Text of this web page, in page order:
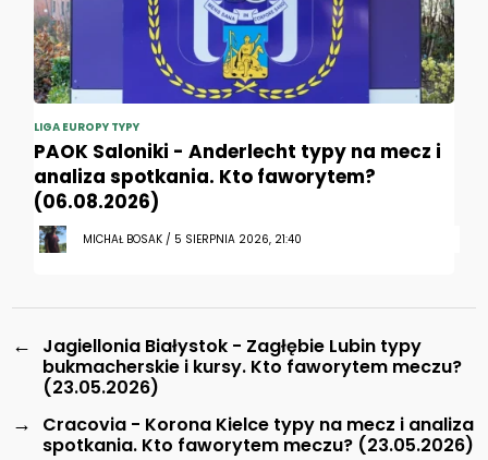
LIGA EUROPY TYPY
PAOK Saloniki - Anderlecht typy na mecz i
analiza spotkania. Kto faworytem?
(06.08.2026)
MICHAŁ BOSAK / 5 SIERPNIA 2026, 21:40
←
Jagiellonia Białystok - Zagłębie Lubin typy
bukmacherskie i kursy. Kto faworytem meczu?
(23.05.2026)
→
Cracovia - Korona Kielce typy na mecz i analiza
spotkania. Kto faworytem meczu? (23.05.2026)